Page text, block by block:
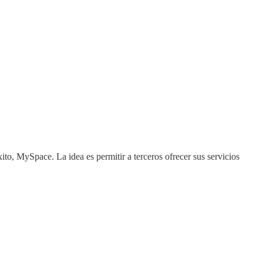
MySpace. La idea es permitir a terceros ofrecer sus servicios